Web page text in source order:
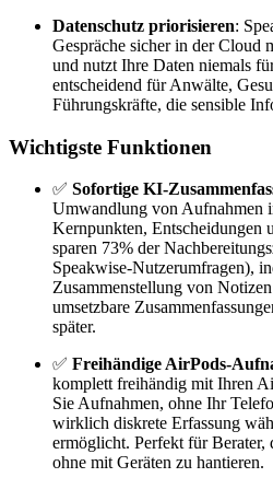
Datenschutz priorisieren:
Gespräche sicher in der Cloud
und nutzt Ihre Daten niemals
entscheidend für Anwälte,
Führungskräfte, die sensible
Wichtigste Funktionen
✅ Sofortige KI-
Umwandlung von Aufnahmen
Kernpunkten, Entscheidungen
sparen 73% der
Speakwise-Nutzerumfragen),
Zusammenstellung von
umsetzbare
später.
✅ Freihändige AirPods-
komplett freihändig mit Ihren
Sie Aufnahmen, ohne Ihr
wirklich diskrete Erfassung
ermöglicht. Perfekt für Berater,
ohne mit Geräten zu hantieren.